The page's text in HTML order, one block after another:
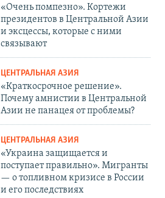
«Очень помпезно». Кортежи
президентов в Центральной Азии
и эксцессы, которые с ними
связывают
ЦЕНТРАЛЬНАЯ АЗИЯ
«Краткосрочное решение».
Почему амнистии в Центральной
Азии не панацея от проблемы?
ЦЕНТРАЛЬНАЯ АЗИЯ
«Украина защищается и
поступает правильно». Мигранты
— о топливном кризисе в России
и его последствиях